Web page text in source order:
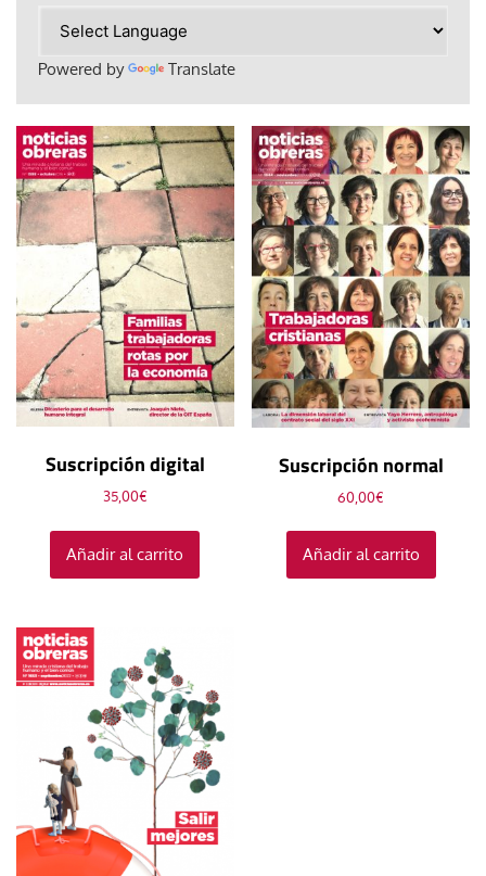
Powered by Translate
Suscripción digital
35,00€
Añadir al carrito
Suscripción normal
60,00€
Añadir al carrito